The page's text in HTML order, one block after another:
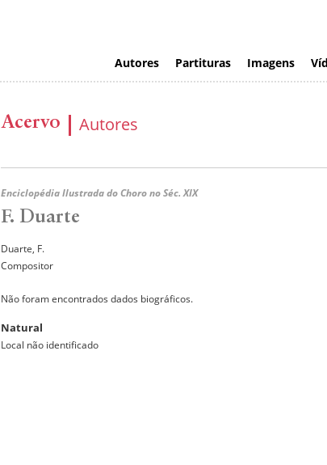
Autores Partituras Imagens
Acervo Autores
Enciclopédia Ilustrada do Choro no Séc. XIX
F. Duarte
Duarte, F.
Compositor
Não foram encontrados dados biográficos.
Natural
Local não identificado